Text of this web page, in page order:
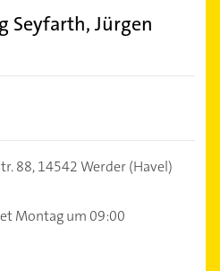
Seyfarth, Jürgen
88,14542 Werder (Havel)
Montag um 09:00